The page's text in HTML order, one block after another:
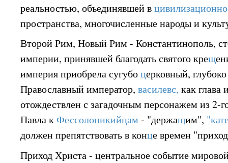
реальностью, объединявшей в
пространства, многочисленные народы и
Второй Рим, Новый Рим - Константинополь,
империи, принявшей благодать святого крещ
империя приобрела сугубоцерковный,
Православный император,василевс, как
отождествлен с загадочным персонажем из 2-
Павла кФессолоникийцам - "держащим",
должен препятствовать в конце времен
Приход Христа - центральное событие